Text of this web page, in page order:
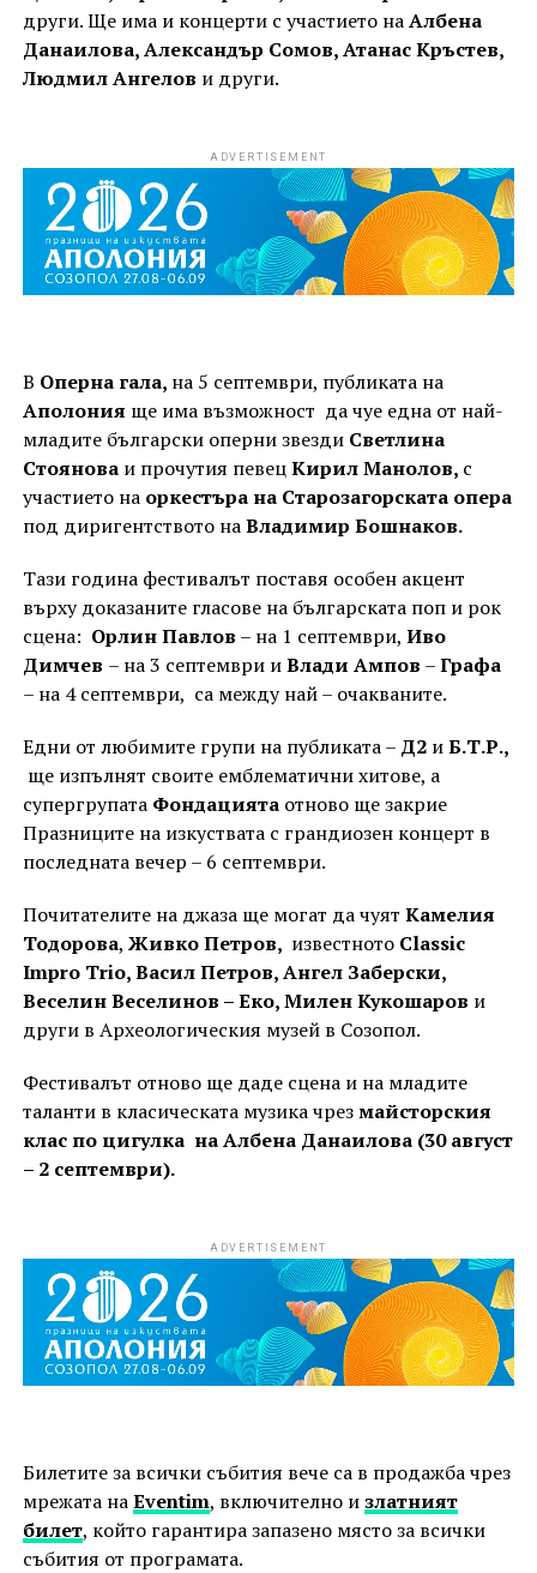
други. Ще има и концерти с участието наАлбена
Данаилова, Александър Сомов, Атанас Кръстев,
Людмил Ангелов и други.
ADVERTISEMENT
В Оперна гала, на 5 септември, публиката на
Аполония ще има възможност да чуе една от най-
младите български оперни звезди Светлина
Стояноваи прочутия певецКирил Манолов, с
участието наоркестъра на Старозагорската опера
под диригентството наВладимир Бошнаков.
Тази година фестивалът поставя особен акцент
върху доказаните гласове на българската поп и рок
сцена: Орлин Павлов – на 1 септември, Иво
Димчев – на 3 септември иВлади Ампов –Графа
– на 4 септември, са между най – очакваните.
Едни от любимите групи на публиката – Д2иБ.Т.Р.,
ще изпълнят своите емблематични хитове, а
супергрупата Фондациятаотново ще закрие
Празниците на изкуствата с грандиозен концерт в
последната вечер – 6 септември.
Почитателите на джаза ще могат да чуят Камелия
Тодорова, Живко Петров, известнотоClassic
Impro Trio, Васил Петров, Ангел Заберски,
Веселин Веселинов – Еко, Милен Кукошаров и
други в Археологическия музей в Созопол.
Фестивалът отново ще даде сцена и на младите
таланти в класическата музика чрезмайсторския
клас по цигулка на Албена Данаилова (30 август
– 2 септември).
ADVERTISEMENT
Билетите за всички събития вече са в продажба чрез
мрежата наEventim, включително излатният
билет, който гарантира запазено място за всички
събития от програмата.